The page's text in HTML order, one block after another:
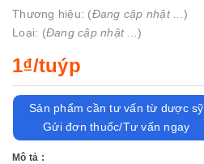
Thương hiệu: (Đang cập nhật ... )
Loại: (Đang cập nhật ... )
1₫/tuýp
Sản phẩm cần tư vấn từ dược sỹ
Gửi đơn thuốc/Tư vấn ngay
Mô tả :